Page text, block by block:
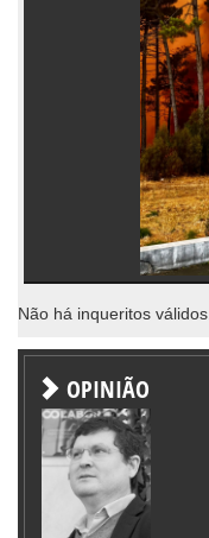
Não há inqueritos válidos.
OPINIÃO